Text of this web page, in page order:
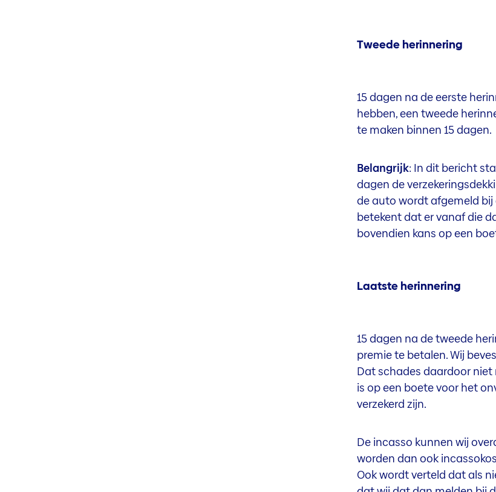
Tweede herinnering
15 dagen na de eerste
hebben, een tweede
te maken binnen 15 dagen.
Belangrijk: In dit bericht
dagen de
de auto wordt afgemeld bij
betekent dat er vanaf die
bovendien kans op een
Laatste herinnering
15 dagen na de tweede
premie te betalen. Wij
Dat schades daardoor
is op een boete voor het
verzekerd zijn.
De incasso kunnen wij
worden dan ook
Ook wordt verteld dat als